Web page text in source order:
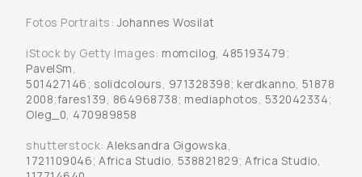
Fotos Portraits: Johannes Wosilat
iStock by Getty Images: momcilog, 485193479 ;
PavelSm,
501427146 ; solidcolours, 971328398; kerdkanno, 51878
2008;fares139, 864968738; mediaphotos, 532042334;
Oleg_0, 470989858
shutterstock: Aleksandra Gigowska,
1721109046; Africa Studio, 538821829; Africa Studio,